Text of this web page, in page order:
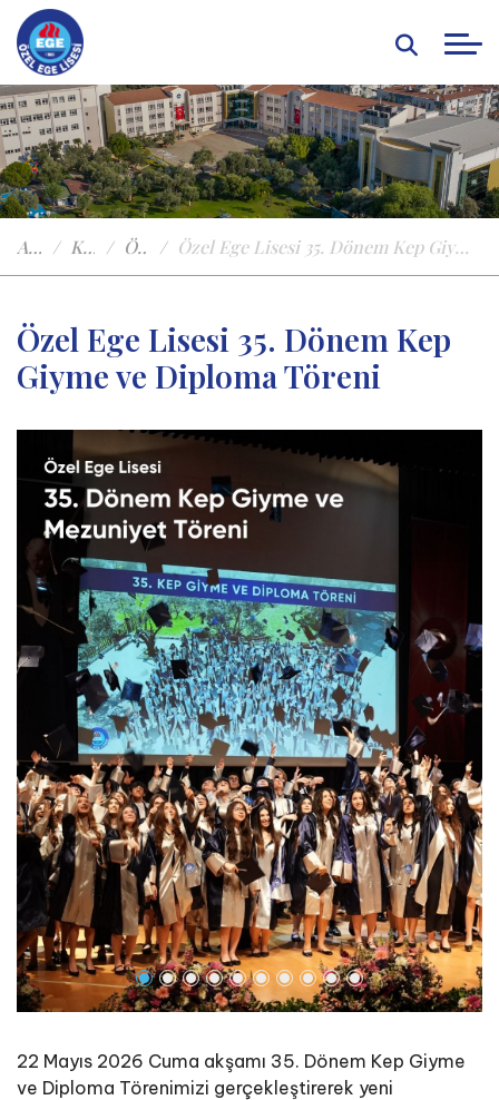
Anasayfa Kampüste Yaşam Özel Egeden Haberler Özel Ege Lisesi 35. Dönem Kep Giyme ve Diploma Töreni
Özel Ege Lisesi 35. Dönem Kep
Giyme ve Diploma Töreni
22 Mayıs 2026 Cuma akşamı 35. Dönem Kep Giyme
ve Diploma Törenimizi gerçekleştirerek yeni